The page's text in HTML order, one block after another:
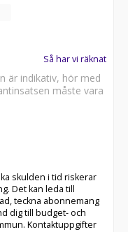
Så har vi räknat
är indikativ, hör med
måste vara
skulden i tid riskerar
Det kan leda till
teckna abonnemang
dig till budget- och
Kontaktuppgifter